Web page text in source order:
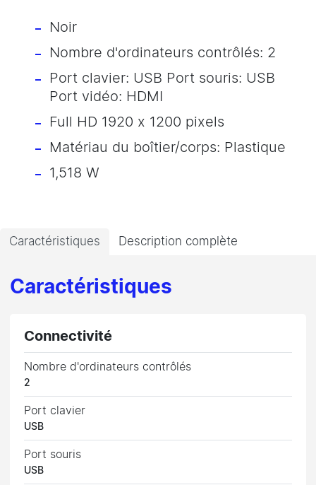
Noir
Nombre d'ordinateurs contrôlés: 2
Port clavier: USB Port souris: USB
Port vidéo: HDMI
Full HD 1920 x 1200 pixels
Matériau du boîtier/corps: Plastique
1,518 W
Caractéristiques Description complète
Caractéristiques
Connectivité
Nombre d'ordinateurs contrôlés
2
Port clavier
USB
Port souris
USB